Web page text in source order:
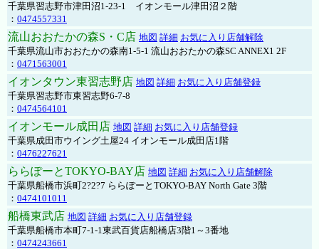
千葉県習志野市津田沼1-23-1 イオンモール津田沼２階
： 0474557331
流山おおたかの森S・C店 地図 詳細 お気に入り店舗解除
千葉県流山市おおたかの森南1-5-1 流山おおたかの森SC ANNEX1 2F
： 0471563001
イオンタウン東習志野店 地図 詳細 お気に入り店舗登録
千葉県習志野市東習志野6-7-8
： 0474564101
イオンモール成田店 地図 詳細 お気に入り店舗登録
千葉県成田市ウイング土屋24 イオンモール成田店1階
： 0476227621
ららぽーとTOKYO-BAY店 地図 詳細 お気に入り店舗解除
千葉県船橋市浜町2?2?7 ららぽーとTOKYO-BAY North Gate 3階
： 0474101011
船橋東武店 地図 詳細 お気に入り店舗登録
千葉県船橋市本町7-1-1東武百貨店船橋店3階1～3番地
： 0474243661